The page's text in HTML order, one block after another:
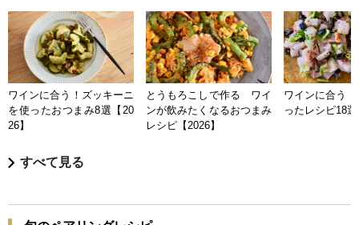
ワインに合う！ズッキーニ
を使ったおつまみ8選【20
26】
とうもろこしで作る ワイ
ンが飲みたくなるおつまみ
レシピ【2026】
ワインに合う
ったレシピ18
すべて見る